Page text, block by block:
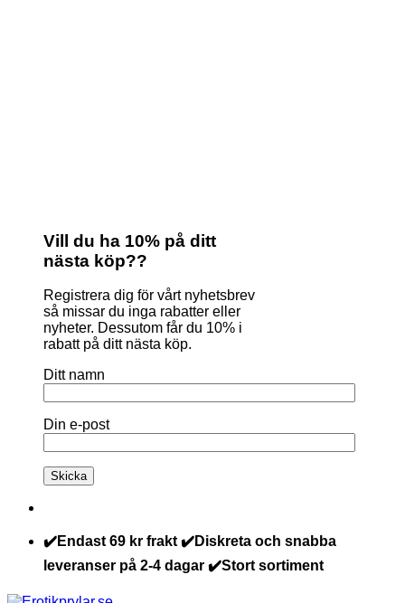
Vill du ha 10% på ditt
nästa köp??
Registrera dig för vårt nyhetsbrev
så missar du inga rabatter eller
nyheter. Dessutom får du 10% i
rabatt på ditt nästa köp.
Ditt namn
Din e-post
✔️Endast 69 kr frakt ✔️Diskreta och snabba
leveranser på 2-4 dagar ✔️Stort sortiment